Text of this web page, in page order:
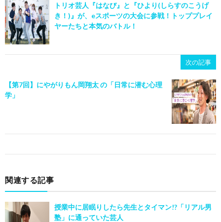
トリオ芸人『はなび』と『ひより(しらすのこうげ
き！)』が、eスポーツの大会に参戦！トッププレイ
ヤーたちと本気のバトル！
次の記事
【第7回】にやがりもん岡翔太 の「日常に潜む心理
学」
関連する記事
授業中に居眠りしたら先生とタイマン!?「リアル男
塾」に通っていた芸人